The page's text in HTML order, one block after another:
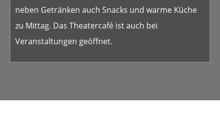
neben Getränken auch Snacks und warme Küche
zu Mittag. Das Theatercafé ist auch bei
Veranstaltungen geöffnet.